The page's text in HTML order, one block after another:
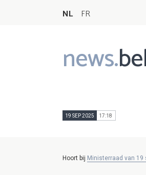
NL FR
news.
Main
navigation
19 SEP 2025 17:18
Hoort bij Ministerraad van 19